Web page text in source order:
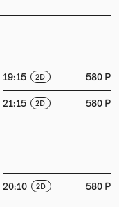
19:15 2D 580 P
21:15 2D 580 P
20:10 2D 580 P